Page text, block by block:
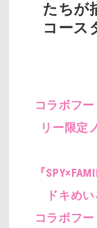
たちが
コース
コラボフ
リー限定
『
ドキめ
コラボフ